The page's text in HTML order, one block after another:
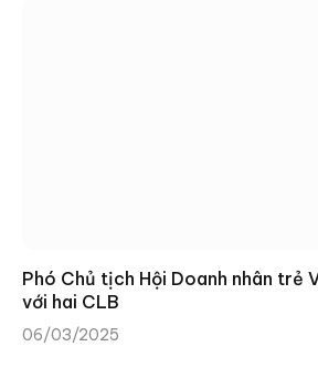
Phó Chủ tịch Hội Doanh nhân trẻ
với hai CLB
06/03/2025